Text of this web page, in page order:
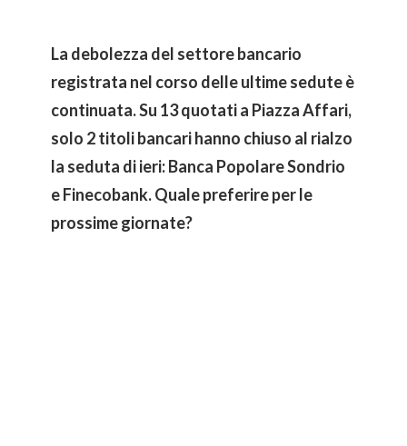
La debolezza del settore bancario
registrata nel corso delle ultime sedute è
continuata. Su 13 quotati a Piazza Affari,
solo 2 titoli bancari hanno chiuso al rialzo
la seduta di ieri: Banca Popolare Sondrio
e Finecobank. Quale preferire per le
prossime giornate?